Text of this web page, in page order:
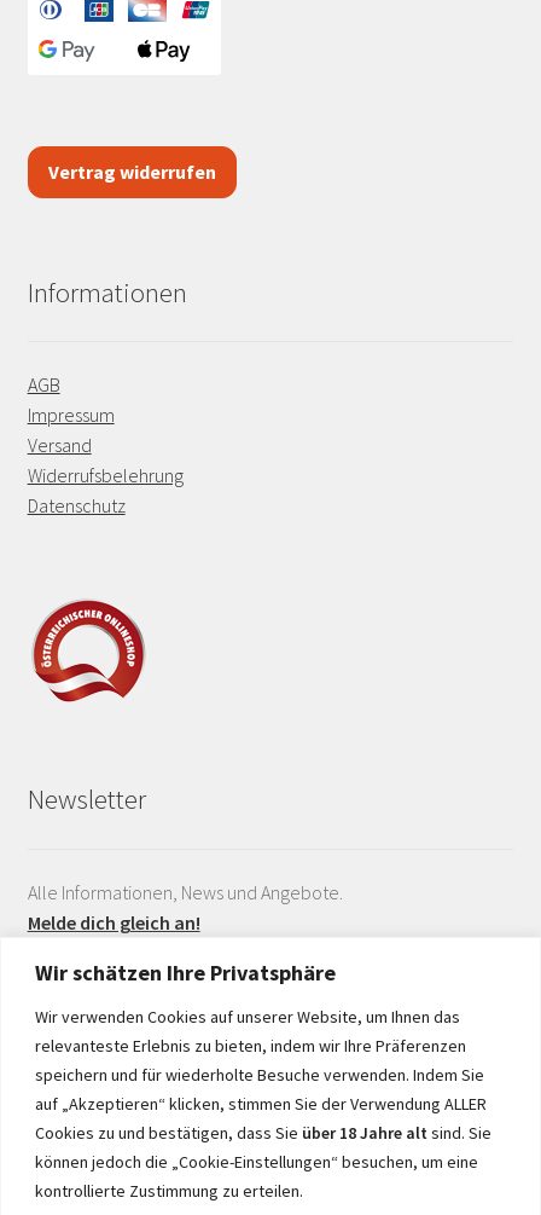
Wir schätzen Ihre Privatsphäre
Wir verwenden Cookies auf unserer Website, um Ihnen das
relevanteste Erlebnis zu bieten, indem wir Ihre Präferenzen
speichern und für wiederholte Besuche verwenden. Indem Sie
auf „Akzeptieren“ klicken, stimmen Sie der Verwendung ALLER
Cookies zu und bestätigen, dass Sie über 18 Jahre alt sind. Sie
können jedoch die „Cookie-Einstellungen“ besuchen, um eine
kontrollierte Zustimmung zu erteilen.
Vertrag widerrufen
Informationen
AGB
Impressum
Versand
Widerrufsbelehrung
Datenschutz
Newsletter
Alle Informationen, News und Angebote.
Melde dich gleich an!
Realisiert durch